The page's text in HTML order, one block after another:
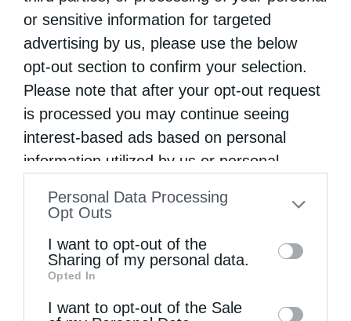
or sensitive information for targeted
advertising by us, please use the below
opt-out section to confirm your selection.
Please note that after your opt-out request
is processed you may continue seeing
interest-based ads based on personal
information utilized by us or personal
to your opt-out. You may separately opt-out
information by third parties on the IAB’s list
of downstream participants. This
information may also be disclosed by us to
Personal Data Processing
Opt Outs
I want to opt-out of the
Sharing of my personal data.
Opted In
I want to opt-out of the Sale
Την Πέμπτη, 13 Αυγούστου, κυκλοφορεί το νέο
φύλλο...
Πειραιώς Σεραφείμ: Να χαίρεστε τη ζωή εδώ,
αλλά...